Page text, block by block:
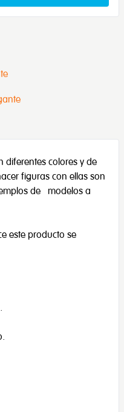
diferentes colores y de
figuras con ellas son
de modelos a
este producto se